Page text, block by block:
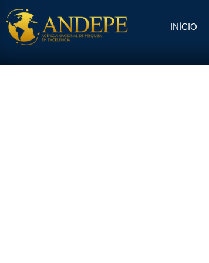
Pular
para
INÍCIO